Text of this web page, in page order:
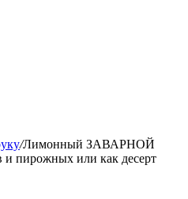
/Лимонный ЗАВАРНОЙ
пирожных или как десерт